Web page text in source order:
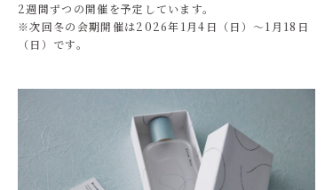
2週間ずつの開催を予定しています。
※次回冬の会期開催は2026年1月4日（日）～1月18日
（日）です。